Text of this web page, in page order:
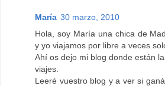
María 30 marzo, 2010
Hola, soy María una chica de
y yo viajamos por libre a veces
Ahí os dejo mi blog donde están
viajes.
Leeré vuestro blog y a ver si